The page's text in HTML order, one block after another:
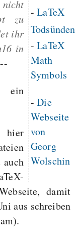
-LaTeX
Todsünden
-LaTeX
Math
Symbols
-Die
Webseite
von
Georg
Wolschin
zu
ihr
in
ein
hier
damit
aus schreiben
horror - what
passen
sind toll!)
angezeigt:
Leben
alles
kommt
04-17
es